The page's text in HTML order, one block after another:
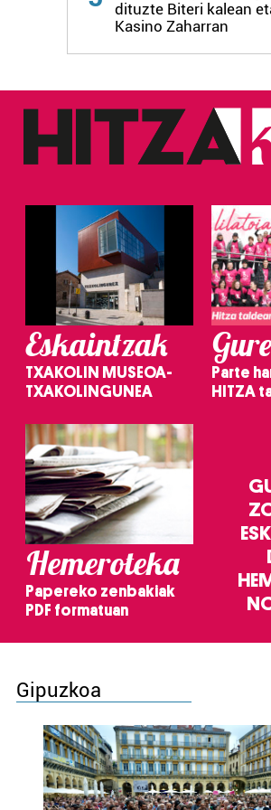
fitxategiak erabiltzen ditu. Zure
zerbitzuak hobetzeko asmoz, cookie
baliatzen gara. Ohar hau onartuz gero,
dituzte Biteri kalean
Kasino Zaharran
Eskaintzak
TXAKOLIN MUSEOA-
TXAKOLINGUNEA
Parte
HITZA
Hemeroteka
Papereko zenbakiak
PDF formatuan
Gipuzkoa